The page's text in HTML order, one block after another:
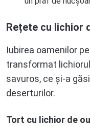
Rețete cu lichior
Iubirea oamenilor
transformat
savuros, ce și-a
deserturilor.
Tort cu lichior de